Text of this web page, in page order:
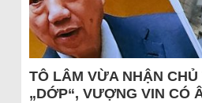
TÔ LÂM VỪA NHẬN
„DỚP“, VƯỢNG VIN CÓ